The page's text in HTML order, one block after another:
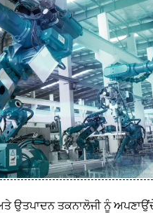
ਉਤਪਾਦਨ ਤਕਨਾਲੋਜੀ ਨੂੰ